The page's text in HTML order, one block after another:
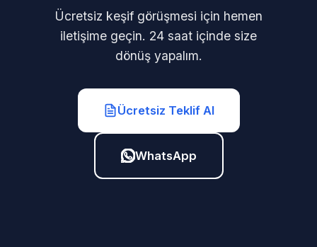
Ücretsiz keşif görüşmesi için hemen
iletişime geçin. 24 saat içinde size
dönüş yapalım.
Ücretsiz Teklif Al
WhatsApp